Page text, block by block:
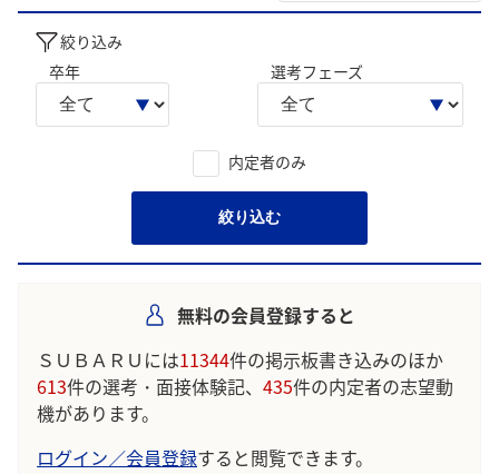
面接の特徴
面接は穏やかな雰囲気で、「学生時代に力を入れたこと」や
「志望動機」についてよく聞かれます。
内定承諾と辞退
内定を辞退した学生は「第一志望企業からの内定」、「他の希
「企業研究の徹底」、「研究テーマの深掘り対策」のような声
※AIを使用し、過去3年間のユーザー投稿を要約しています。実際
のユーザの投稿は下記の一覧からご確認ください。
絞り込み
卒年
選考フェーズ
内定者のみ
絞り込む
無料の会員登録すると
ＳＵＢＡＲＵには11344件の掲示板書き込みのほか
613件の選考・面接体験記、 435件の内定者の志望動
機があります。
ログイン／会員登録すると閲覧できます。